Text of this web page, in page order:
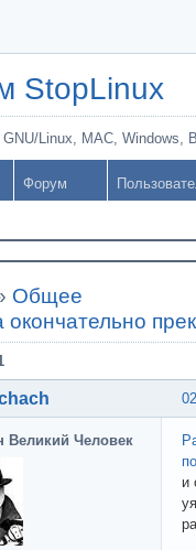
StopLinux
Linux, MAC, Windows,
Форум
Общее
окончательно
Великий Человек
и